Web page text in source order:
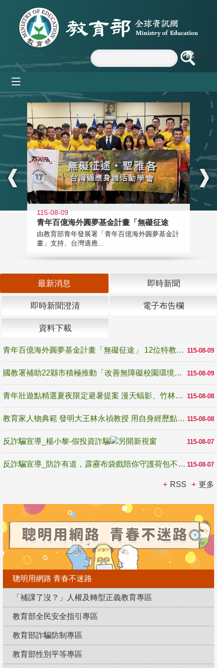
跳到主要內容區塊
:::
115-08-09
青年百億海外圓夢基金計畫「無礙征途
由教育部青年發展署「青年百億海外圓夢基金計
畫」支持、台灣適應...
最新消息 即時新聞
即時新聞澄清 電子布告欄
資料下載
115-08-09
青年百億海外圓夢基金計畫「無礙征途」 12位特教與弱勢青年勇闖西班牙 跨越感官限制見證生命蛻變
115-08-09
國教署補助22縣市積極推動「改善無障礙校園環境計畫」 打造友善、安全、無礙學習空間
115-08-08
青年壯遊點精選夏夜限定避暑提案 漫天蝠影、竹林尋蛙、茶香夜觀 邀青年暮色出發
115-08-08
教育家人物典範 發明大王林永禎教授 用自身經歷點亮學生的路
115-08-07
反詐騙宣導_楊小黎-假投資詐騙
115-08-07
反詐騙宣導_防詐有道，霹靂布袋戲陪你守護荷包不受騙
RSS 更多
聰明用網路 青春不迷路
「補課了沒？」人權及轉型正義教育專區
教育部全民安全指引專區
教育部詐騙防制專區
教育部性別平等專區